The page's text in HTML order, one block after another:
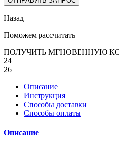
Назад
Поможем рассчитать
ПОЛУЧИТЬ МГНОВЕННУЮ
24
26
Описание
Инструкция
Способы доставки
Способы оплаты
Описание